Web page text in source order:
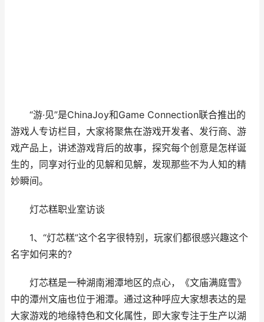
“游·见”是ChinaJoy和Game Connection联合推出的
游戏人专访栏目，大家将聚焦在游戏开发者、发行商、游
戏产品上，讲述游戏背后的故事，探究每个创意是怎样诞
生的，同享对行业的见解和见解，发现那些不为人知的精
妙瞬间。
灯芯糕职业室访谈
1、“灯芯糕”这个名字很特别，玩家们都很感兴趣这个
名字如何来的?
灯芯糕是一种湖南湘潭地区的点心，《文庙满庭雪》
中的潭州文庙也位于湘潭。通过这种呼应大家想表达的是
大家游戏的地缘特色和文化属性，即大家专注于生产以湖